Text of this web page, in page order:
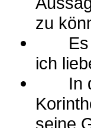
zu
Es
ich
In
seine